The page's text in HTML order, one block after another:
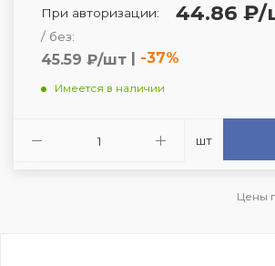
При авторизации: 44.86 ₽/
/ без:
45.59 ₽/шт | -37%
Имеется в наличии
шт
Цены